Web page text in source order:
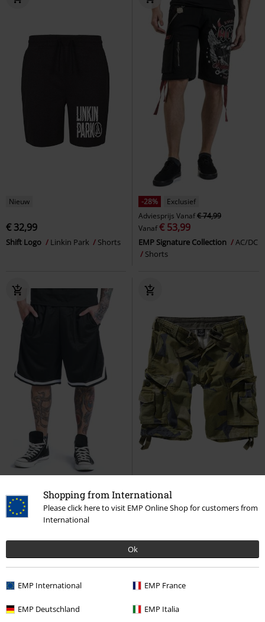
Shopping from International
Please click here to visit EMP Online Shop for customers from
International
Ok
EMP International EMP France
EMP Deutschland EMP Italia
Nieuw
€ 32,99
Shift Logo Linkin Park Shorts
-28%
Exclusief
Adviesprijs Vanaf€ 74,99
Vanaf€ 53,99
EMP Signature Collection
AC/DC
Shorts
% Grote maten
Vanaf€ 25,99
% Bijna uitverkocht